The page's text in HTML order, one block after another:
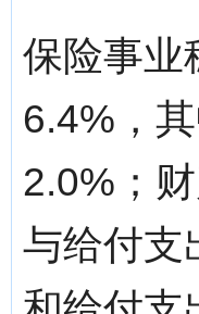
保险事业
6.4%，
2.0%；
与给付支